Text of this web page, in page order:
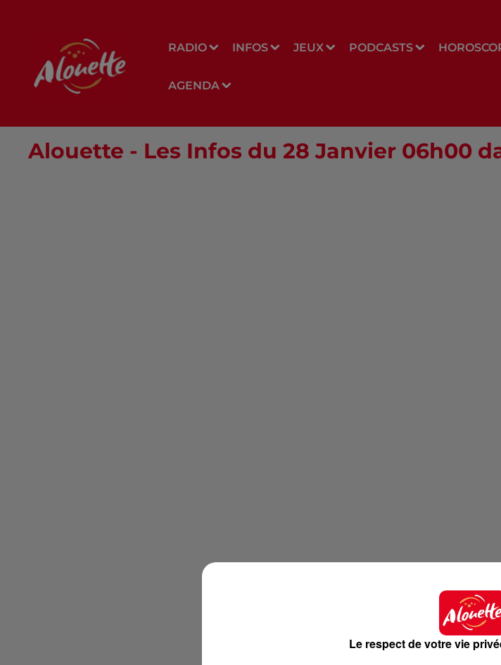
RADIO INFOS JEUX PODCASTS
AGENDA
Alouette - Les Infos du 28 Janvier 06h00
Le respect de votre vie